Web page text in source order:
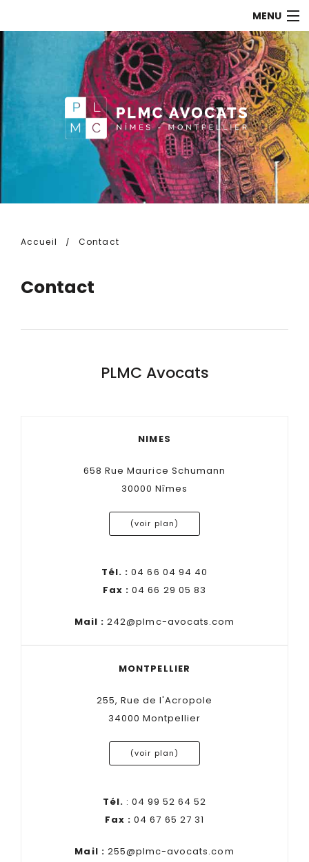
MENU
LES AVOCATS
COMPÉTENCES
Accueil Contact
Contact
PLMC Avocats
NIMES
658 Rue Maurice Schumann
30000 Nîmes
(voir plan)
Tél. : 04 66 04 94 40
Fax : 04 66 29 05 83
Mail : 242@plmc-avocats.com
MONTPELLIER
255, Rue de l'Acropole
34000 Montpellier
(voir plan)
Tél. : 04 99 52 64 52
Fax : 04 67 65 27 31
Mail : 255@plmc-avocats.com